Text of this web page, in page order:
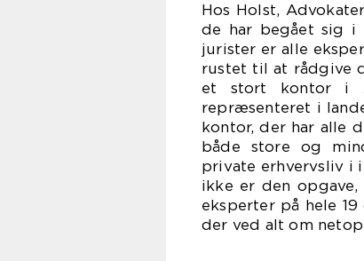
Hos Holst,
de har begået sig i
jurister er alle
rustet til at rådgive
et stort kontor i
repræsenteret i
kontor, der har alle
både store og
private erhvervsliv i
ikke er den
eksperter på hele
der ved alt om